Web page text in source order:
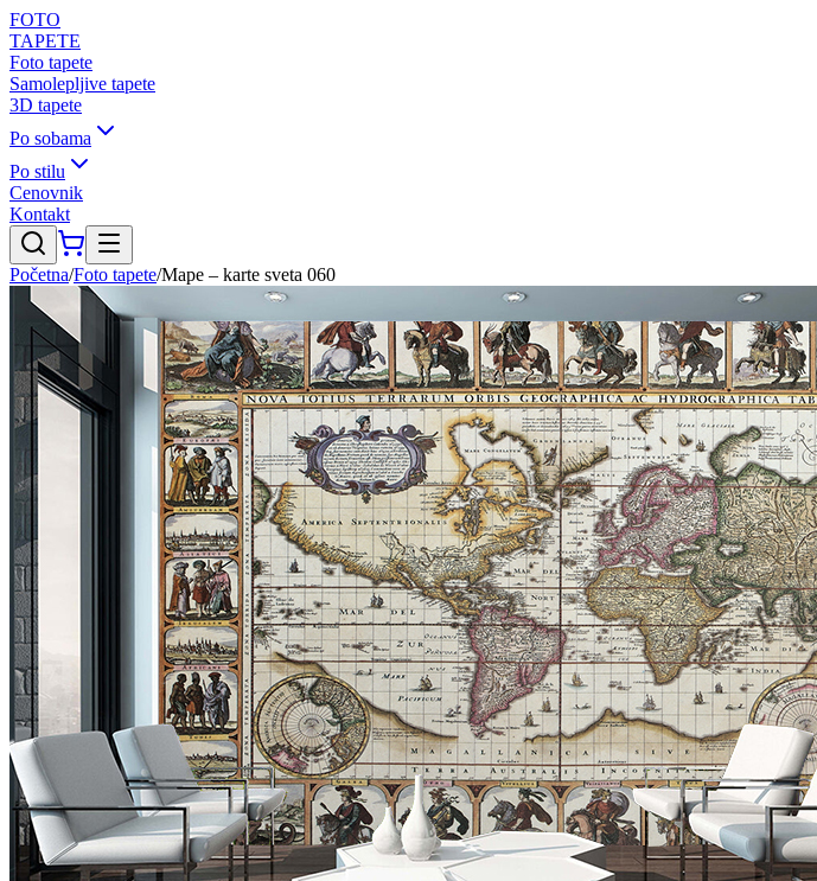
FOTO
TAPETE
Foto tapete
Samolepljive tapete
3D tapete
Po sobama
Po stilu
Cenovnik
Kontakt
Početna/Foto tapete/Mape – karte sveta 060